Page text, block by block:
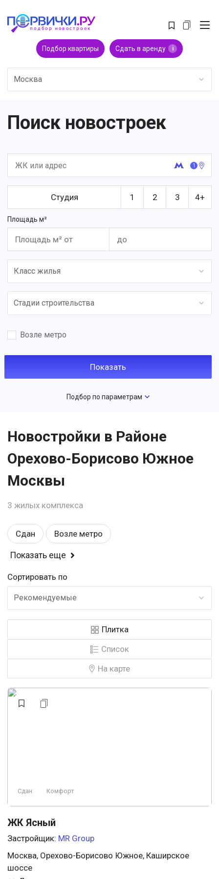
Подбор квартиры Сдать в аренду i
Москва
Поиск новостроек
1
Студия 1 2 3 4+
Площадь м²
Класс жилья
Стадии строительства
Возле метро
Подбор по параметрам
Новостройки в Районе
Орехово-Борисово Южное
Москвы
3 жилых комплекса
Сдан Возле метро
Спортивные площадки
Магазины Детские площадки Школа
Бизнес Рядом с парком Детский садик
Закрытая территория У воды
Видеонаблюдение Панорамные окна
Комфорт Консьерж
Строится, есть сданные
Показать еще
Сортировать по
Рекомендуемые
Плитка
Список
На карте
Сдан Комфорт
ЖК Ясный
Застройщик: MR Group
Москва, Орехово-Борисово Южное, Каширское
шоссе